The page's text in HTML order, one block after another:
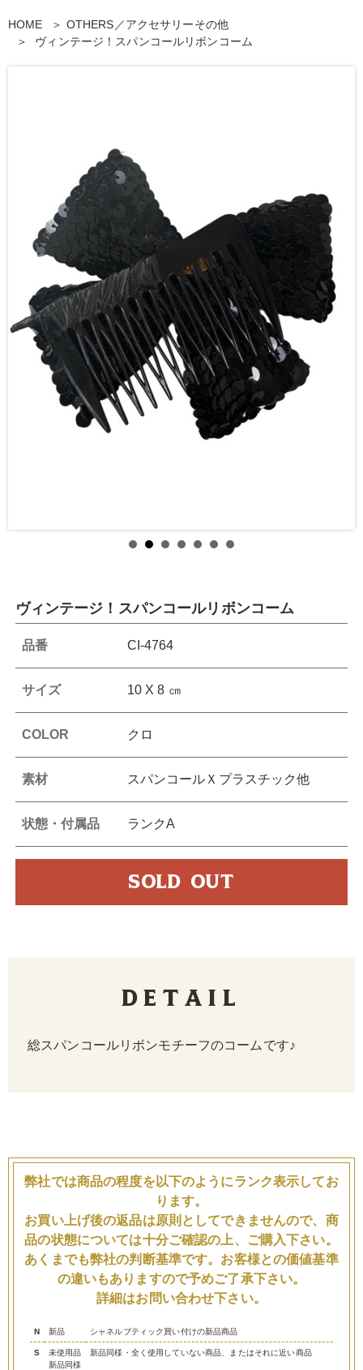
HOME
OTHERS／アクセサリーその他
ヴィンテージ！スパンコールリボンコーム
ヴィンテージ！スパンコールリボンコーム
品番 CI-4764
サイズ 10 X 8 ㎝
COLOR クロ
素材 スパンコールＸプラスチック他
状態・付属品 ランクA
SOLD OUT
Detail
総スパンコールリボンモチーフのコームです♪
弊社では商品の程度を以下のようにランク表示してお
ります。
お買い上げ後の返品は原則としてできませんので、商
品の状態については十分ご確認の上、ご購入下さい。
あくまでも弊社の判断基準です。お客様との価値基準
の違いもありますので予めご了承下さい。
詳細はお問い合わせ下さい。
N 新品 シャネルブティック買い付けの新品商品
S
未使用品
新品同様
新品同様・全く使用していない商品、またはそれに近い商品